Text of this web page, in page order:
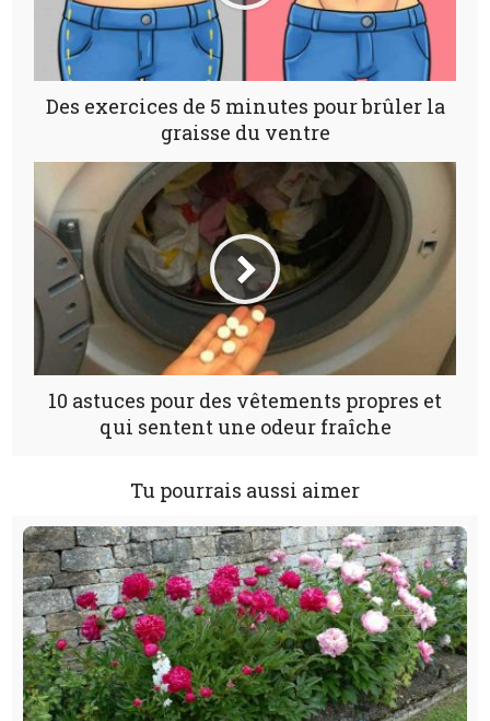
Des exercices de 5 minutes pour brûler la
graisse du ventre
10 astuces pour des vêtements propres et
qui sentent une odeur fraîche
Tu pourrais aussi aimer